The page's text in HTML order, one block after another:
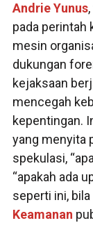
Andrie Yunus
pada perintah
mesin
dukungan
kejaksaan
mencegah
kepentingan.
yang menyita
spekulasi,
“apakah ada
seperti ini,
Keamanan